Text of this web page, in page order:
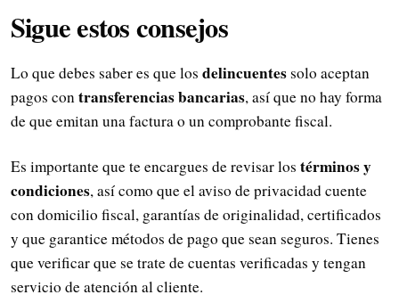
Sigue estos consejos
Lo que debes saber es que los delincuentessolo aceptan
pagos contransferencias bancarias, así que no hay forma
de que emitan una factura o un comprobante fiscal.
Es importante que te encargues de revisar los términos y
condiciones, así como que el aviso de privacidad cuente
con domicilio fiscal, garantías de originalidad, certificados
y que garantice métodos de pago que sean seguros. Tienes
que verificar que se trate de cuentas verificadas y tengan
servicio de atención al cliente.